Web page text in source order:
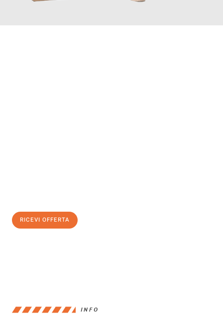
RICEVI OFFERTA
INFO